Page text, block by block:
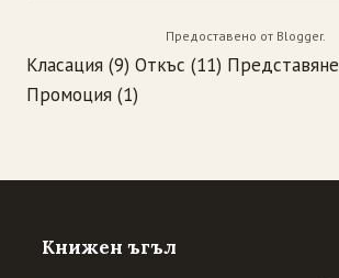
Предоставено от Blogger.
Класация (9) Откъс (11) Представяне
Промоция (1)
Книжен ъгъл